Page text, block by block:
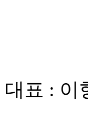
대표 : 이